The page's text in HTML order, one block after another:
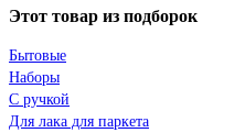
Этот товар из подборок
Бытовые
Наборы
С ручкой
Для лака для паркета